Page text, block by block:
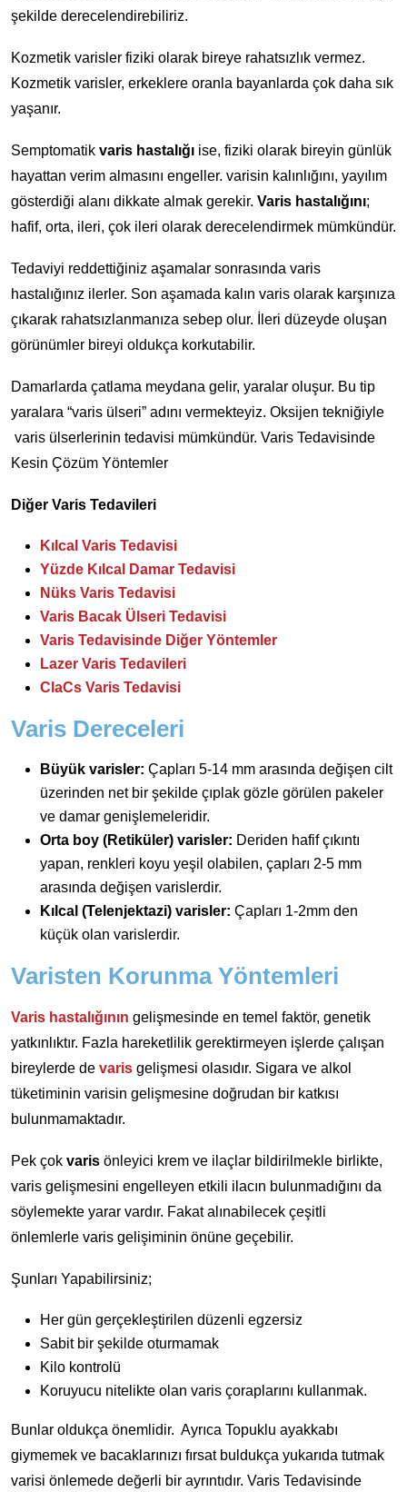
şekilde derecelendirebiliriz.
Kozmetik varisler fiziki olarak bireye rahatsızlık vermez.
Kozmetik varisler, erkeklere oranla bayanlarda çok daha sık
yaşanır.
Semptomatik varis hastalığı ise, fiziki olarak bireyin günlük
hayattan verim almasını engeller. varisin kalınlığını, yayılım
gösterdiği alanı dikkate almak gerekir. Varis hastalığını;
hafif, orta, ileri, çok ileri olarak derecelendirmek mümkündür.
Tedaviyi reddettiğiniz aşamalar sonrasında varis
hastalığınız ilerler. Son aşamada kalın varis olarak karşınıza
çıkarak rahatsızlanmanıza sebep olur. İleri düzeyde oluşan
görünümler bireyi oldukça korkutabilir.
Damarlarda çatlama meydana gelir, yaralar oluşur. Bu tip
yaralara “varis ülseri” adını vermekteyiz. Oksijen tekniğiyle
varis ülserlerinin tedavisi mümkündür. Varis Tedavisinde
Kesin Çözüm Yöntemler
Diğer Varis Tedavileri
Kılcal Varis Tedavisi
Yüzde Kılcal Damar Tedavisi
Nüks Varis Tedavisi
Varis Bacak Ülseri Tedavisi
Varis Tedavisinde Diğer Yöntemler
Lazer Varis Tedavileri
ClaCs Varis Tedavisi
Varis Dereceleri
Büyük varisler: Çapları 5-14 mm arasında değişen cilt
üzerinden net bir şekilde çıplak gözle görülen pakeler
ve damar genişlemeleridir.
Orta boy (Retiküler) varisler: Deriden hafif çıkıntı
yapan, renkleri koyu yeşil olabilen, çapları 2-5 mm
arasında değişen varislerdir.
Kılcal (Telenjektazi) varisler: Çapları 1-2mm den
küçük olan varislerdir.
Varisten Korunma Yöntemleri
Varis hastalığının gelişmesinde en temel faktör, genetik
yatkınlıktır. Fazla hareketlilik gerektirmeyen işlerde çalışan
bireylerde de varis gelişmesi olasıdır. Sigara ve alkol
tüketiminin varisin gelişmesine doğrudan bir katkısı
bulunmamaktadır.
Pek çok varis önleyici krem ve ilaçlar bildirilmekle birlikte,
varis gelişmesini engelleyen etkili ilacın bulunmadığını da
söylemekte yarar vardır. Fakat alınabilecek çeşitli
önlemlerle varis gelişiminin önüne geçebilir.
Şunları Yapabilirsiniz;
Her gün gerçekleştirilen düzenli egzersiz
Sabit bir şekilde oturmamak
Kilo kontrolü
Koruyucu nitelikte olan varis çoraplarını kullanmak.
Bunlar oldukça önemlidir. Ayrıca Topuklu ayakkabı
giymemek ve bacaklarınızı fırsat buldukça yukarıda tutmak
varisi önlemede değerli bir ayrıntıdır. Varis Tedavisinde